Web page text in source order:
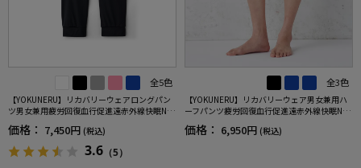
全5色
【YOKUNERU】リカバリーウェアロングパン
ツ男女兼用疲労回復血行促進遠赤外線快眠NA
NOMIX(R)【一般医療機器】SS～LLサイズ
価格： 7,450円 (税込)
3.6 （5）
全3色
【YOKUNERU】リカバリーウェア男女兼用ハ
ーフパンツ疲労回復血行促進遠赤外線快眠NA
NOMIX(R)【一般医療機器】SS～LLサイズ
価格： 6,950円 (税込)